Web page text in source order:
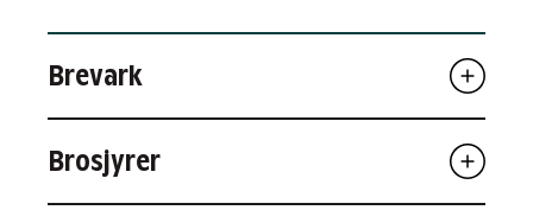
Brevark
Brosjyrer